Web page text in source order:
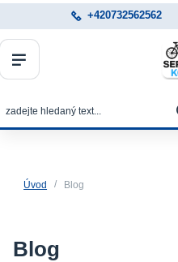
+420732562562
Úvod Blog
Blog